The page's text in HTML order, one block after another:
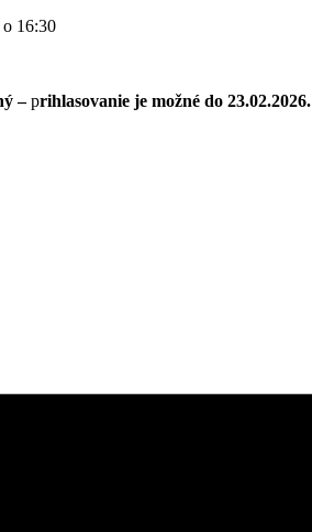
16:30
–prihlasovanie je možné do 23.02.2026.